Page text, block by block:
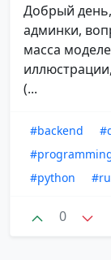
Добрый
админки,
масса
(...
#backend
#python
0